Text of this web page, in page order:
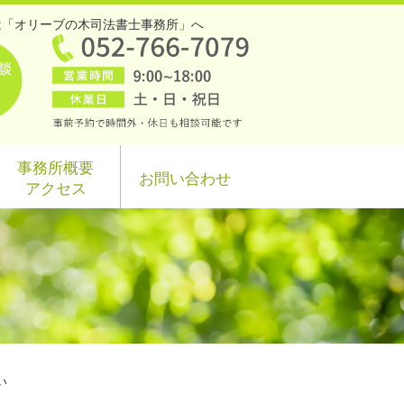
オリーブの木司法書士事務所」へ
事務所概要
アクセス
お問い合わせ